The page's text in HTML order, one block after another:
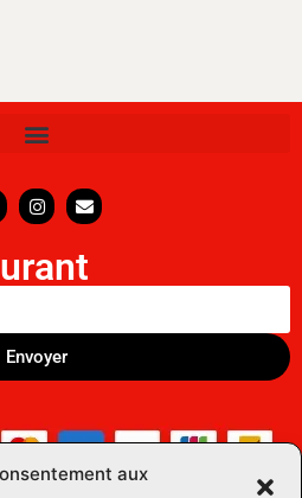
aux
Envoyer